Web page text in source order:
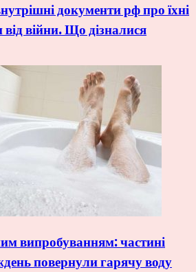
документи рф про їхні
від війни. Що дізналися
випробуванням: частині
повернули гарячу воду